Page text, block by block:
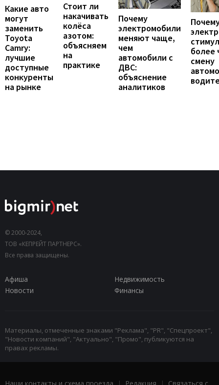
Какие авто
могут
заменить
Toyota
Camry:
лучшие
доступные
конкуренты
на рынке
Стоит ли
накачивать
колёса
азотом:
объясняем
на
практике
Почему
электромобили
меняют чаще,
чем
автомобили с
ДВС:
объяснение
аналитиков
более
смену
© 2000-2024,
ТОВ «КЕПРЕЙТ ПАРТНЕРС».
Все права защищены.
Афиша
Недвижимость
Новости
Финансы
Материалы, отмеченные знаками "Реклама", "PR", "Спецпроект",
"Новости компаний", "Актуально", "Промо", публикуются на
правах рекламы.